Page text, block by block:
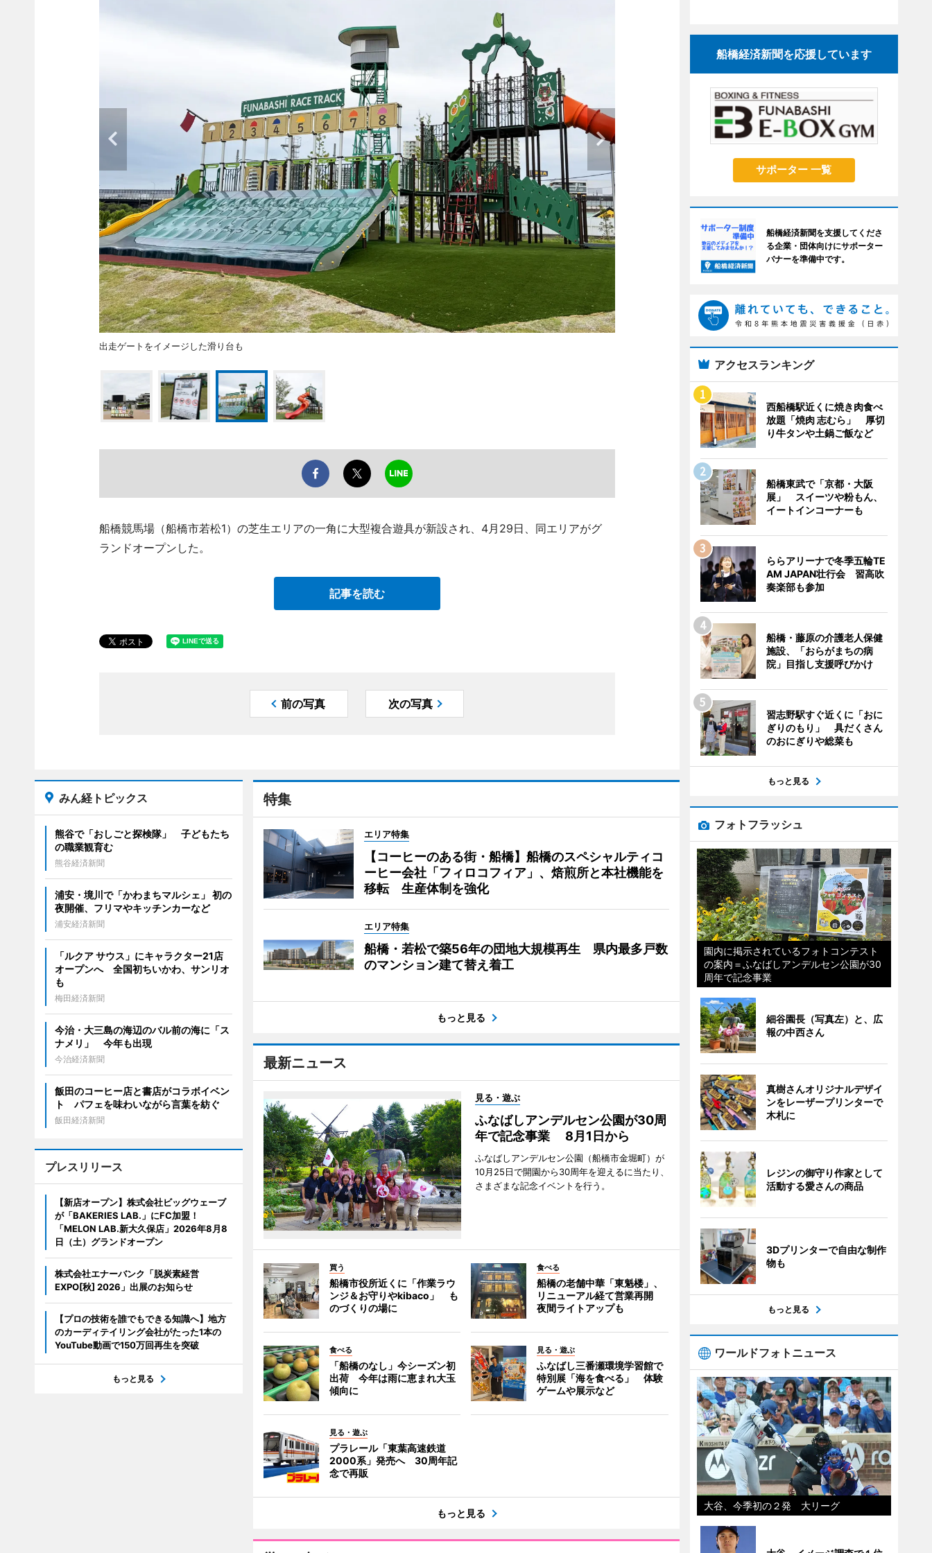
出走ゲートをイメージした滑り台も
船橋競馬場（船橋市若松1）の芝生エリアの一角に大型複合遊具が新設され、4月29日、同エリアがグ
ランドオープンした。
記事を読む
前の写真 次の写真
特集
エリア特集
【コーヒーのある街・船橋】船橋のスペシャルティコ
ーヒー会社「フィロコフィア」、焙煎所と本社機能を
移転 生産体制を強化
エリア特集
船橋・若松で築56年の団地大規模再生 県内最多戸数
のマンション建て替え着工
もっと見る
最新ニュース
見る・遊ぶ
ふなばしアンデルセン公園が30周
年で記念事業 8月1日から
ふなばしアンデルセン公園（船橋市金堀町）が
10月25日で開園から30周年を迎えるに当たり、
さまざまな記念イベントを行う。
買う
船橋市役所近くに「作業ラウ
ンジ＆お守りやkibaco」 も
のづくりの場に
食べる
船橋の老舗中華「東魁楼」、
リニューアル経て営業再開
夜間ライトアップも
食べる
「船橋のなし」今シーズン初
出荷 今年は雨に恵まれ大玉
傾向に
見る・遊ぶ
ふなばし三番瀬環境学習館で
特別展「海を食べる」 体験
ゲームや展示など
見る・遊ぶ
プラレール「東葉高速鉄道
2000系」発売へ 30周年記
念で再販
もっと見る
みん経トピックス
熊谷で「おしごと探検隊」 子どもたち
の職業観育む
熊谷経済新聞
浦安・境川で「かわまちマルシェ」 初の
夜開催、フリマやキッチンカーなど
浦安経済新聞
「ルクア サウス」にキャラクター21店
オープンへ 全国初ちいかわ、サンリオ
も
梅田経済新聞
今治・大三島の海辺のバル前の海に「ス
ナメリ」 今年も出現
今治経済新聞
飯田のコーヒー店と書店がコラボイベン
ト パフェを味わいながら言葉を紡ぐ
飯田経済新聞
プレスリリース
【新店オープン】株式会社ビッグウェーブ
が「BAKERIES LAB.」にFC加盟！
「MELON LAB.新大久保店」2026年8月8
日（土）グランドオープン
株式会社エナーバンク「脱炭素経営
EXPO[秋] 2026」出展のお知らせ
【プロの技術を誰でもできる知識へ】地方
のカーディテイリング会社がたった1本の
YouTube動画で150万回再生を突破
もっと見る
船橋経済新聞を応援しています
サポーター 一覧
船橋経済新聞を支援してくださ
る企業・団体向けにサポーター
バナーを準備中です。
アクセスランキング
西船橋駅近くに焼き肉食べ
放題「焼肉 志むら」 厚切
り牛タンや土鍋ご飯など
船橋東武で「京都・大阪
展」 スイーツや粉もん、
イートインコーナーも
ららアリーナで冬季五輪TE
AM JAPAN壮行会 習高吹
奏楽部も参加
船橋・藤原の介護老人保健
施設、「おらがまちの病
院」目指し支援呼びかけ
習志野駅すぐ近くに「おに
ぎりのもり」 具だくさん
のおにぎりや総菜も
もっと見る
フォトフラッシュ
園内に掲示されているフォトコンテスト
の案内＝ふなばしアンデルセン公園が30
周年で記念事業
細谷園長（写真左）と、広
報の中西さん
真樹さんオリジナルデザイ
ンをレーザープリンターで
木札に
レジンの御守り作家として
活動する愛さんの商品
3Dプリンターで自由な制作
物も
もっと見る
ワールドフォトニュース
大谷、今季初の２発 大リーグ